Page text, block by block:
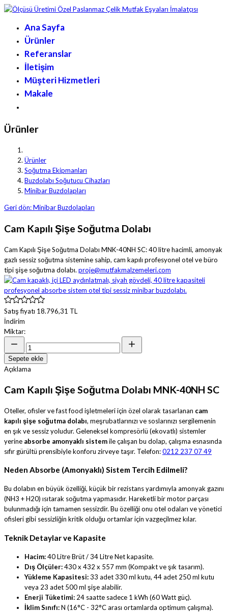
Ana Sayfa
Ürünler
Referanslar
İletişim
Müşteri Hizmetleri
Makale
Ürünler
Ürünler
Soğutma Ekipmanları
Buzdolabı Soğutucu Cihazları
Minibar Buzdolapları
Geri dön: Minibar Buzdolapları
Cam Kapılı Şişe Soğutma Dolabı
Cam Kapılı Şişe Soğutma Dolabı MNK-40NH SC: 40 litre hacimli, amonyak
gazlı sessiz soğutma sistemine sahip, cam kapılı profesyonel otel ve büro
tipi şişe soğutma dolabı. proje@mutfakmalzemeleri.com
Satış fiyatı 18.796,31 TL
İndirim
Miktar:
Sepete ekle
Açıklama
Cam Kapılı Şişe Soğutma Dolabı MNK-40NH SC
Oteller, ofisler ve fast food işletmeleri için özel olarak tasarlanan cam
kapılı şişe soğutma dolabı, meşrubatlarınızı ve soslarınızı sergilemenin
en şık ve sessiz yoludur. Geleneksel kompresörlü (ekovatlı) sistemler
yerine absorbe amonyaklı sistemile çalışan bu dolap, çalışma esnasında
sıfır gürültü prensibiyle konforu zirveye taşır. Telefon:0212 237 07 49
Neden Absorbe (Amonyaklı) Sistem Tercih Edilmeli?
Bu dolabın en büyük özelliği, küçük bir rezistans yardımıyla amonyak gazını
(NH3 + H20) ısıtarak soğutma yapmasıdır. Hareketli bir motor parçası
bulunmadığı için tamamen sessizdir. Bu özelliği onu otel odaları ve yönetici
ofisleri gibi sessizliğin kritik olduğu ortamlar için vazgeçilmez kılar.
Teknik Detaylar ve Kapasite
Hacim:40 Litre Brüt / 34 Litre Net kapasite.
Dış Ölçüler:430 x 432 x 557 mm (Kompakt ve şık tasarım).
Yükleme Kapasitesi:33 adet 330 ml kutu, 44 adet 250 ml kutu
veya 23 adet 500 ml şişe alabilir.
Enerji Tüketimi: 24 saatte sadece 1 kWh (60 Watt güç).
İklim Sınıfı:N (16°C - 32°C arası ortamlarda optimum çalışma).